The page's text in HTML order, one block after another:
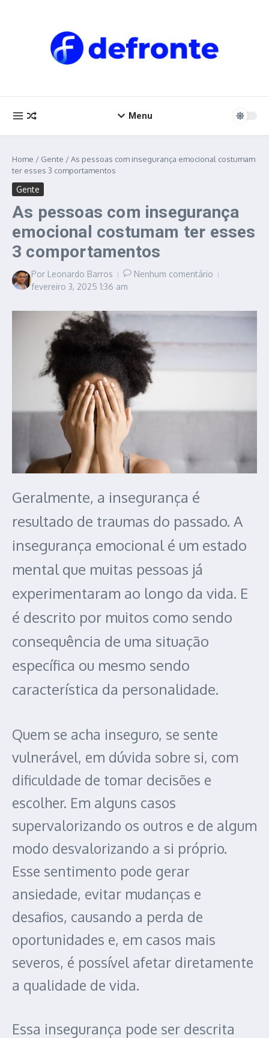
Menu
Home / Gente /As pessoas com insegurança emocional costumam
ter esses 3 comportamentos
Gente
As pessoas com insegurança
emocional costumam ter esses
3 comportamentos
Por Leonardo Barros
Nenhum comentário
fevereiro 3, 2025 1:36 am
Geralmente, a insegurança é
resultado de traumas do passado. A
insegurança emocional é um estado
mental que muitas pessoas já
experimentaram ao longo da vida. E
é descrito por muitos como sendo
consequência de uma situação
específica ou mesmo sendo
característica da personalidade.
Quem se acha inseguro, se sente
vulnerável, em dúvida sobre si, com
dificuldade de tomar decisões e
escolher. Em alguns casos
supervalorizando os outros e de algum
modo desvalorizando a si próprio.
Esse sentimento pode gerar
ansiedade, evitar mudanças e
desafios, causando a perda de
oportunidades e, em casos mais
severos, é possível afetar diretamente
a qualidade de vida.
Essa insegurança pode ser descrita